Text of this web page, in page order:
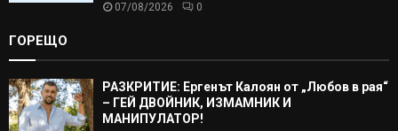
07/08/2026 0
ГОРЕЩО
РАЗКРИТИЕ: Ергенът Калоян от „Любов в рая“
– ГЕЙ ДВОЙНИК, ИЗМАМНИК И
МАНИПУЛАТОР!